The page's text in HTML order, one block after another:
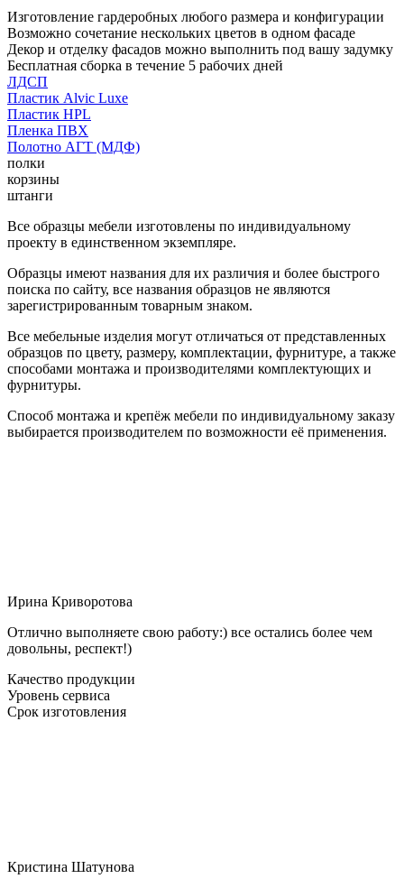
Изготовление гардеробных любого размера и конфигурации
Возможно сочетание нескольких цветов в одном фасаде
Декор и отделку фасадов можно выполнить под вашу задумку
Бесплатная сборка в течение 5 рабочих дней
ЛДСП
Пластик Alvic Luxe
Пластик HPL
Пленка ПВХ
Полотно АГТ (МДФ)
полки
корзины
штанги
Все образцы мебели изготовлены по индивидуальному
проекту в единственном экземпляре.
Образцы имеют названия для их различия и более быстрого
поиска по сайту, все названия образцов не являются
зарегистрированным товарным знаком.
Все мебельные изделия могут отличаться от представленных
образцов по цвету, размеру, комплектации, фурнитуре, а также
способами монтажа и производителями комплектующих и
фурнитуры.
Способ монтажа и крепёж мебели по индивидуальному заказу
выбирается производителем по возможности её применения.
Ирина Криворотова
Отлично выполняете свою работу:) все остались более чем
довольны, респект!)
Качество продукции
Уровень сервиса
Срок изготовления
Кристина Шатунова